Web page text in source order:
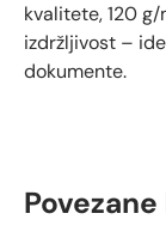
kvalitete, 120 g/
izdržljivost –
dokumente.